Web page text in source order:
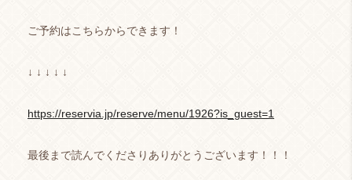
ご予約はこちらからできます！
↓ ↓ ↓ ↓ ↓
https://reservia.jp/reserve/menu/1926?is_guest=1
最後まで読んでくださりありがとうございます！！！